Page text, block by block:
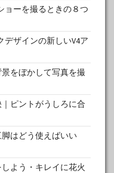
ョーを撮るときの８つ
デザインの新しいV4ア
景をぼかして写真を撮
｜ピントがうしろに合
脚はどう使えばいい
よう・キレイに花火